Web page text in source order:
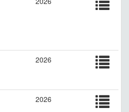
2026
2026